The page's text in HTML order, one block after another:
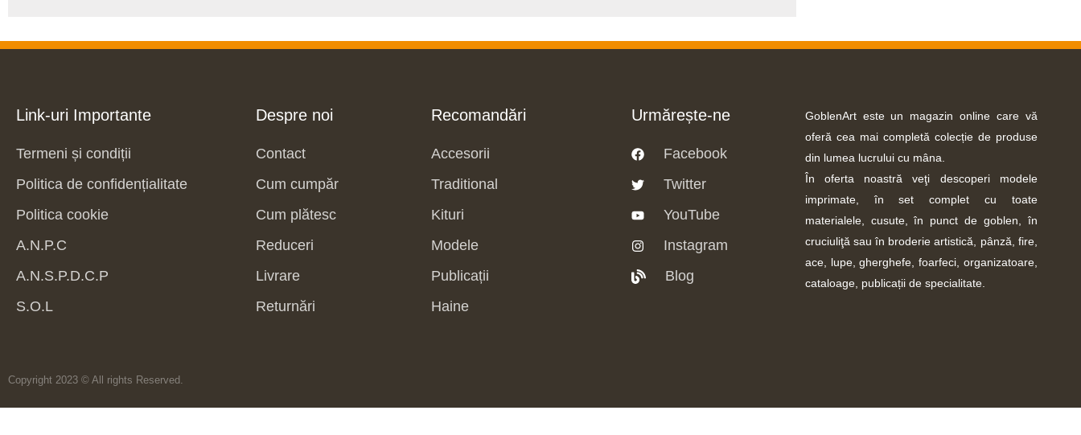
Link-uri Importante
Termeni și condiții
Politica de confidențialitate
Politica cookie
A.N.P.C
A.N.S.P.D.C.P
S.O.L
Despre noi
Contact
Cum cumpăr
Cum plătesc
Reduceri
Livrare
Returnări
Recomandări
Accesorii
Traditional
Kituri
Modele
Publicații
Haine
Urmărește-ne
Facebook
Twitter
YouTube
Instagram
Blog
GoblenArt este un magazin online care vă
oferă cea mai completă colecție de produse
din lumea lucrului cu mâna.
În oferta noastră veţi descoperi modele
imprimate, în set complet cu toate
materialele, cusute, în punct de goblen, în
cruciuliţă sau în broderie artistică, pânză, fire,
ace, lupe, gherghefe, foarfeci, organizatoare,
cataloage, publicații de specialitate.
Copyright 2023 © All rights Reserved.